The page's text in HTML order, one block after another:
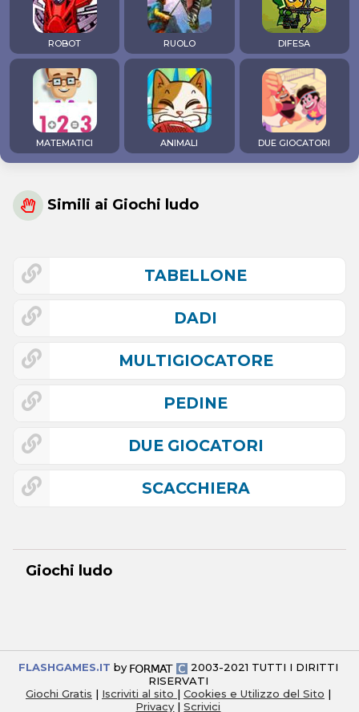
ROBOT RUOLO DIFESA
MATEMATICI ANIMALI DUE GIOCATORI
Simili ai Giochi ludo
TABELLONE
DADI
MULTIGIOCATORE
PEDINE
DUE GIOCATORI
SCACCHIERA
Giochi ludo
FLASHGAMES.IT by
2003-2021 TUTTI I DIRITTI
RISERVATI
Giochi Gratis | Iscriviti al sito | Cookies e Utilizzo del Sito |
Privacy |Scrivici